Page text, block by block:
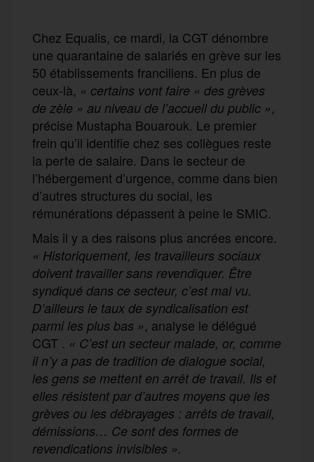
Chez Equalis, ce mardi, la CGT dénombre
une quarantaine de salariés en grève sur les
50 établissements franciliens. En plus de
ceux-là, « certains vont faire « des grèves
de zèle » au niveau de l’accueil du public »,
précise Mustapha Bouarouk. Le premier
frein qu’il identifie chez ses collègues reste
la perte de salaire. Dans le secteur de
l’hébergement d’urgence, comme dans bien
d’autres structures du social, les
rémunérations dépassent à peine le SMIC.
Mais il y a des raisons plus ancrées encore.
« Historiquement, les travailleurs sociaux
doivent travailler sans revendiquer. Être
syndiqué dans ce secteur, c’est mal vu.
D’ailleurs le taux de syndicalisation est
parmi les plus bas », analyse le délégué
CGT . « C’est un secteur malade, or, comme
il n’y a pas de tradition de dialogue social,
les gens se mettent en arrêt de travail. Ils et
elles résistent par d’autres moyens que les
grèves ou les débrayages : arrêts de travail,
démissions… Ce sont des formes de
revendications invisibles ».